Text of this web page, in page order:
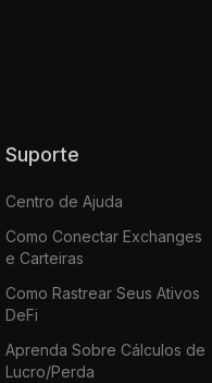
Suporte
Centro de Ajuda
Como Conectar Exchanges
e Carteiras
Como Rastrear Seus Ativos
DeFi
Aprenda Sobre Cálculos de
Lucro/Perda